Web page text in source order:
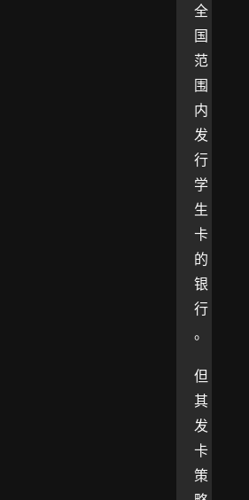
全
国
范
围
内
发
行
学
生
卡
的
银
行
。
但
其
发
卡
策